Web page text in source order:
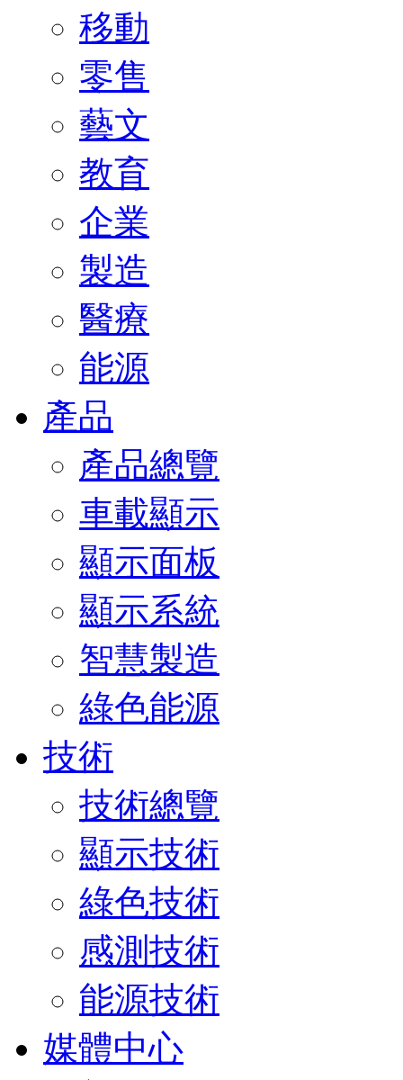
移動
零售
藝文
教育
企業
製造
醫療
能源
產品
產品總覽
車載顯示
顯示面板
顯示系統
智慧製造
綠色能源
技術
技術總覽
顯示技術
綠色技術
感測技術
能源技術
媒體中心